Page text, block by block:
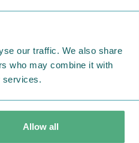
our traffic. We also share
who may combine it with
services.
Allow all
た。